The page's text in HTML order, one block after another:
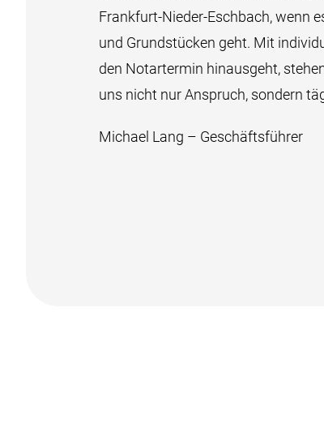
Frankfurt-Nieder-Eschbach, wenn
und Grundstücken geht. Mit
den Notartermin hinausgeht,
uns nicht nur Anspruch, sondern
Michael Lang – Geschäftsführer